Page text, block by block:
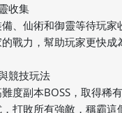
收集
、仙術和御靈等待玩家
戰力，幫助玩家更快成
競技玩法
度副本BOSS，取得稀有
打敗所有強敵，稱霸這